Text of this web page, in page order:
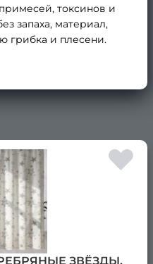
токсинов и
запаха, материал,
грибка и плесени.
ЗВЁЗДЫ,